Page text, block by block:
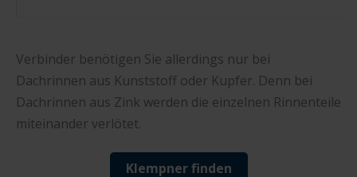
Verbinder benötigen Sie allerdings nur bei
Dachrinnen aus Kunststoff oder Kupfer. Denn bei
Dachrinnen aus Zink werden die einzelnen Rinnenteile
miteinander verlötet.
Klempner finden